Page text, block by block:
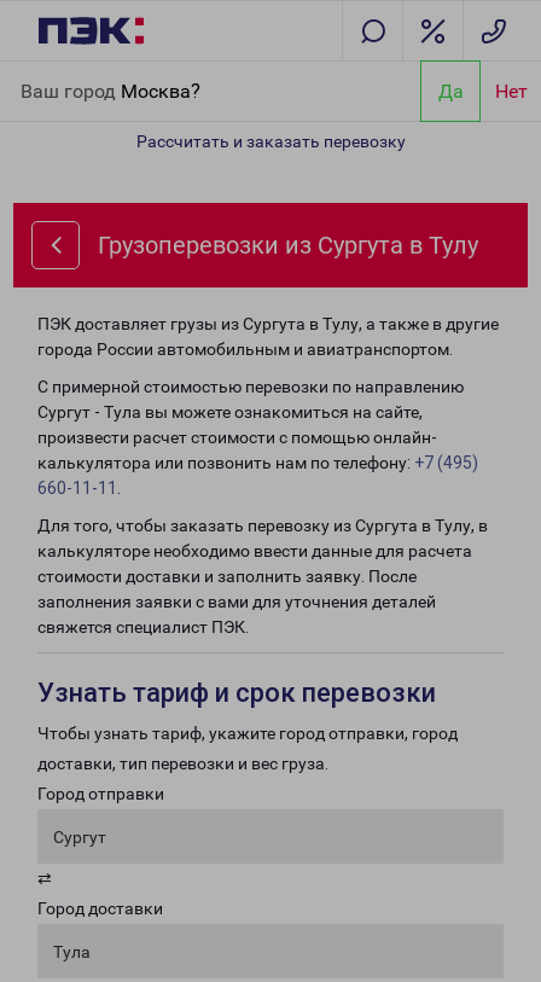
Ваш город Москва? Да Нет
Рассчитать и заказать перевозку
Грузоперевозки из Сургута в Тулу
ПЭК доставляет грузы из Сургута в Тулу, а также в другие
города России автомобильным и авиатранспортом.
С примерной стоимостью перевозки по направлению
Сургут - Тула вы можете ознакомиться на сайте,
произвести расчет стоимости с помощью онлайн-
калькулятора или позвонить нам по телефону: +7 (495)
660-11-11
Для того, чтобы заказать перевозку из Сургута в Тулу, в
калькуляторе необходимо ввести данные для расчета
стоимости доставки и заполнить заявку. После
заполнения заявки с вами для уточнения деталей
свяжется специалист ПЭК.
Узнать тариф и срок перевозки
Чтобы узнать тариф, укажите город отправки, город
доставки, тип перевозки и вес груза.
Город отправки
Сургут
⇄
Город доставки
Тула